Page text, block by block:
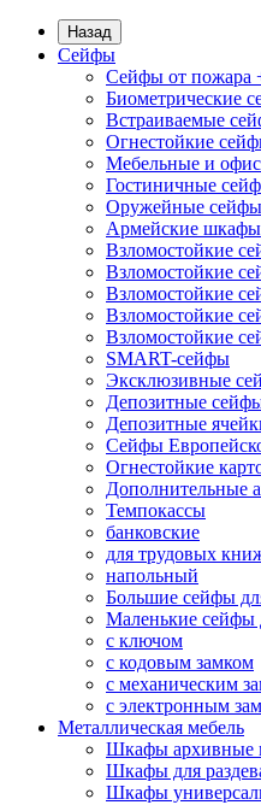
Назад
Сейфы
Сейфы от пожара
Биометрические
Встраиваемые
Огнестойкие
Мебельные и
Гостиничные
Оружейные
Армейские шкафы
Взломостойкие
Взломостойкие
Взломостойкие
Взломостойкие
Взломостойкие
SMART-сейфы
Эксклюзивные
Депозитные
Депозитные
Сейфы
Огнестойкие
Дополнительные
Темпокассы
банковские
для трудовых
напольный
Большие сейфы
Маленькие сейфы
с ключом
с кодовым замком
с механическим
с электронным
Металлическая мебель
Шкафы архивные
Шкафы для
Шкафы